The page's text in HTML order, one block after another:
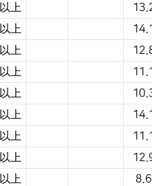
上
上
上
上
上
上
上
上
上
8.6